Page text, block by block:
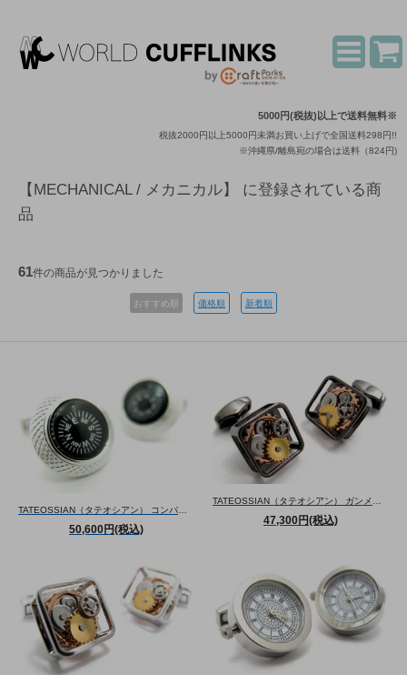
5000円(税抜)以上で送料無料※
税抜2000円以上5000円未満お買い上げで全国送料298円!!
※沖縄県/離島宛の場合は送料（824円)
【MECHANICAL / メカニカル】 に登録されている商
品
61件の商品が見つかりました
おすすめ順 価格順 新着順
50,600円(税込)
47,300円(税込)